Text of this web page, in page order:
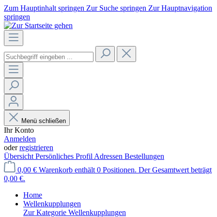
Zum Hauptinhalt springen Zur Suche springen Zur Hauptnavigation
springen
Menü schließen
Ihr Konto
Anmelden
oderregistrieren
Übersicht Persönliches Profil Adressen Bestellungen
0,00 € Warenkorb enthält 0 Positionen. Der Gesamtwert beträgt
0,00 €.
Home
Wellenkupplungen
Zur Kategorie Wellenkupplungen